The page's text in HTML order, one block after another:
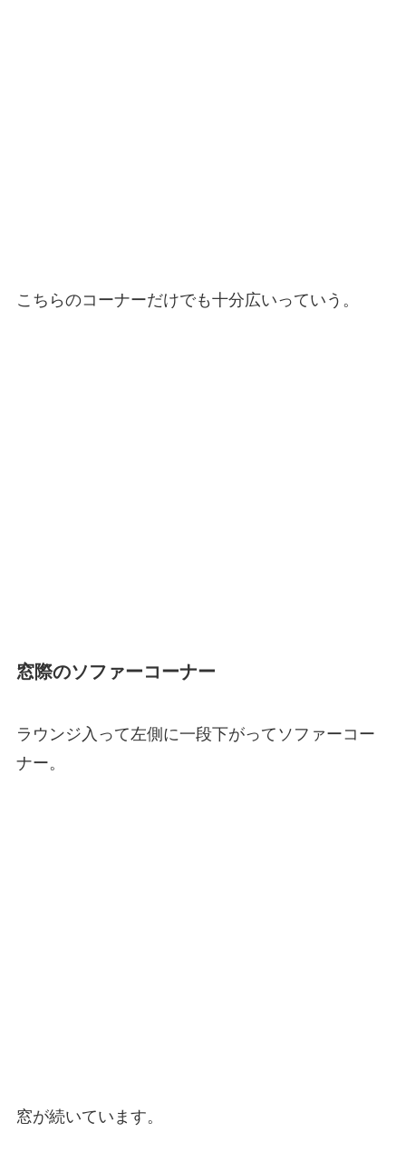
こちらのコーナーだけでも十分広いっていう。
窓際のソファーコーナー
ラウンジ入って左側に一段下がってソファーコー
ナー。
窓が続いています。